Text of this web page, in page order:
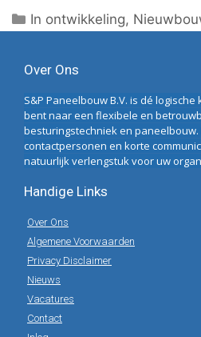
In ontwikkeling,
Over Ons
S&P Paneelbouw B.V. is dé
bent naar een flexibele en
besturingstechniek en
contactpersonen en korte
natuurlijk verlengstuk voor uw
Handige Links
Over Ons
Algemene Voorwaarden
Privacy Disclaimer
Nieuws
Vacatures
Contact